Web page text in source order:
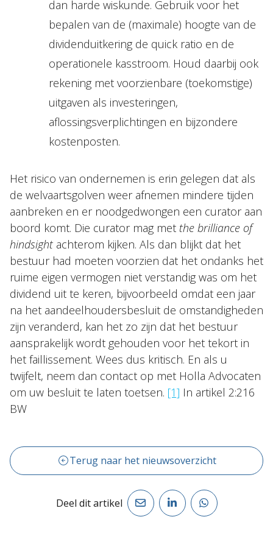
dan harde wiskunde. Gebruik voor het
bepalen van de (maximale) hoogte van de
dividenduitkering de quick ratio en de
operationele kasstroom. Houd daarbij ook
rekening met voorzienbare (toekomstige)
uitgaven als investeringen,
aflossingsverplichtingen en bijzondere
kostenposten.
Het risico van ondernemen is erin gelegen dat als
de welvaartsgolven weer afnemen mindere tijden
aanbreken en er noodgedwongen een curator aan
boord komt. Die curator mag met the brilliance of
hindsight achterom kijken. Als dan blijkt dat het
bestuur had moeten voorzien dat het ondanks het
ruime eigen vermogen niet verstandig was om het
dividend uit te keren, bijvoorbeeld omdat een jaar
na het aandeelhoudersbesluit de omstandigheden
zijn veranderd, kan het zo zijn dat het bestuur
aansprakelijk wordt gehouden voor het tekort in
het faillissement. Wees dus kritisch. En als u
twijfelt, neem dan contact op met Holla Advocaten
om uw besluit te laten toetsen. [1] In artikel 2:216
BW
Terug naar het nieuwsoverzicht
Deel dit artikel